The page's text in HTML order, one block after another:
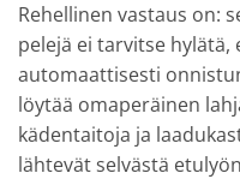
Rehellinen vastaus on:
pelejä ei tarvitse hylätä,
automaattisesti
löytää omaperäinen
kädentaitoja ja
lähtevät selvästä